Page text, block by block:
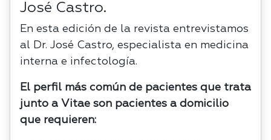
José Castro.
En esta edición de la revista entrevistamos
al Dr. José Castro, especialista en medicina
interna e infectología.
El perfil más común de pacientes que trata
junto a Vitae son pacientes a domicilio
que requieren: